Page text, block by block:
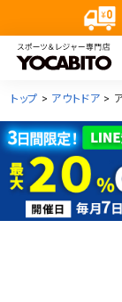
トップ アウトドア